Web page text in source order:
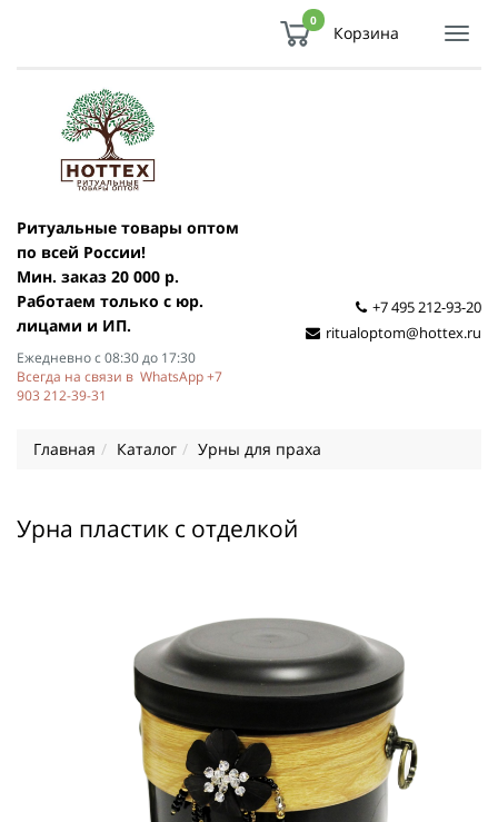
0
Корзина
Ритуальные товары оптом
по всей России!
Мин. заказ 20 000 р.
Работаем только с юр.
лицами и ИП.
Ежедневно с 08:30 до 17:30
Всегда на связи в WhatsApp +7
903 212-39-31
+7 495 212-93-20
ritualoptom@hottex.ru
Главная Каталог Урны для праха
Урна пластик с отделкой